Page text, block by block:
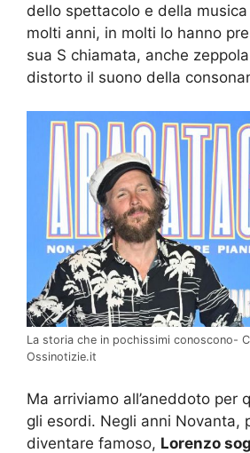
dello spettacolo e della
molti anni, in molti lo hanno
sua S chiamata, anche
distorto il suono della
La storia che in pochissimi conoscono-
Ossinotizie.it
Ma arriviamo all’aneddoto per
gli esordi. Negli anni Novanta,
diventare famoso, Lorenzo